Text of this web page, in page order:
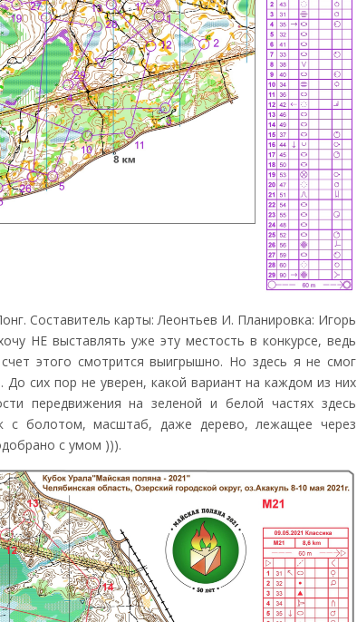
Составитель карты: Леонтьев И. Планировка: Игорь
НЕ выставлять уже эту местость в конкурсе, ведь
этого смотрится выигрышно. Но здесь я не смог
сих пор не уверен, какой вариант на каждом из них
передвижения на зеленой и белой частях здесь
с болотом, масштаб, даже дерево, лежащее через
с умом ))).